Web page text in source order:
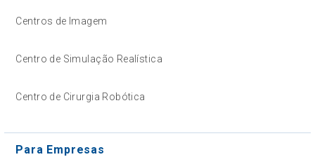
Centros de Imagem
Centro de Simulação Realística
Centro de Cirurgia Robótica
Para Empresas